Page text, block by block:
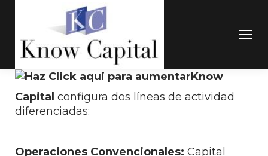
Know
Capital configura dos líneas de actividad
diferenciadas:
Operaciones Convencionales: Capital